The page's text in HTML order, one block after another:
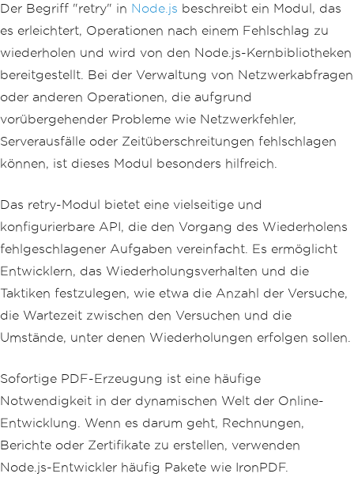
Der Begriff "retry" in Node.js beschreibt ein Modul, das
es erleichtert, Operationen nach einem Fehlschlag zu
wiederholen und wird von den Node.js-Kernbibliotheken
bereitgestellt. Bei der Verwaltung von Netzwerkabfragen
oder anderen Operationen, die aufgrund
vorübergehender Probleme wie Netzwerkfehler,
Serverausfälle oder Zeitüberschreitungen fehlschlagen
können, ist dieses Modul besonders hilfreich.
Das retry-Modul bietet eine vielseitige und
konfigurierbare API, die den Vorgang des Wiederholens
fehlgeschlagener Aufgaben vereinfacht. Es ermöglicht
Entwicklern, das Wiederholungsverhalten und die
Taktiken festzulegen, wie etwa die Anzahl der Versuche,
die Wartezeit zwischen den Versuchen und die
Umstände, unter denen Wiederholungen erfolgen sollen.
Sofortige PDF-Erzeugung ist eine häufige
Notwendigkeit in der dynamischen Welt der Online-
Entwicklung. Wenn es darum geht, Rechnungen,
Berichte oder Zertifikate zu erstellen, verwenden
Node.js-Entwickler häufig Pakete wie IronPDF.